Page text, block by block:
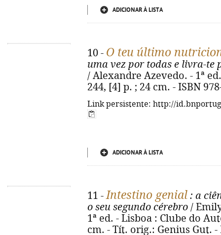
ADICIONAR À LISTA
10 - O teu último
uma vez por todas e livra-te
/ Alexandre Azevedo. - 1ª
244, [4] p. ; 24 cm. - ISBN
Link persistente: http://
ADICIONAR À LISTA
11 -Intestino genial : a
o seu segundo cérebro /
1ª ed. - Lisboa : Clube do
cm. - Tít. orig.: Genius Gut. -